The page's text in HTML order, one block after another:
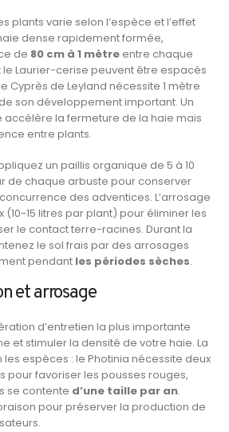
plants varie selon l’espèce et l’effet
dense rapidement formée,
de 80 cm à 1 mètre entre chaque
le Laurier-cerise peuvent être espacés
Cyprès de Leyland nécessite 1 mètre
son développement important. Un
la fermeture de la haie mais
entre plants.
un paillis organique de 5 à 10
de chaque arbuste pour conserver
des adventices. L’arrosage
15 litres par plant) pour éliminer les
le contact terre-racines. Durant la
le sol frais par des arrosages
pendant les périodes sèches.
et arrosage
d’entretien la plus importante
et stimuler la densité de votre haie. La
espèces : le Photinia nécessite deux
pour favoriser les pousses rouges,
se contente d’une taille par an.
pour préserver la production de